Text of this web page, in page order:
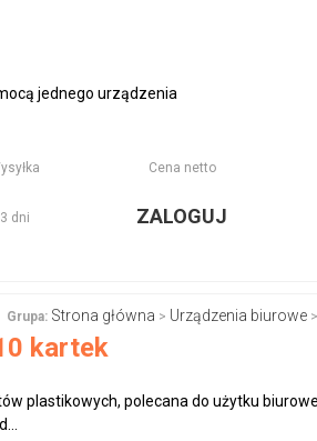
jednego urządzenia
Cena netto
3 dni ZALOGUJ
Grupa: Strona główna > Urządzenia biurowe >
kartek
plastikowych, polecana do użytku